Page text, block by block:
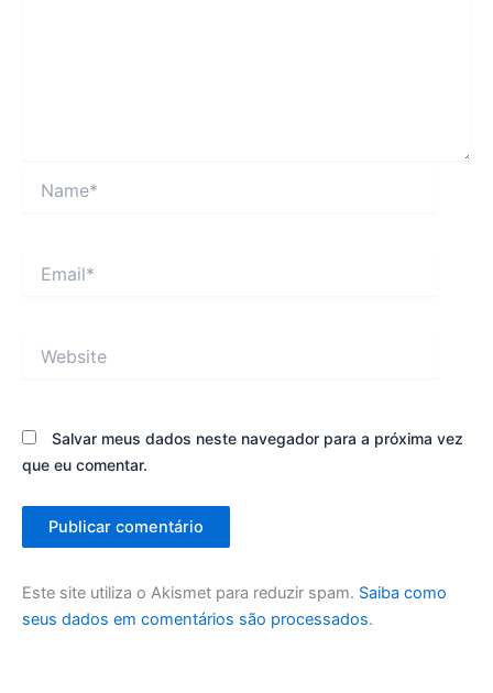
Salvar meus dados neste navegador para a próxima vez
que eu comentar.
Este site utiliza o Akismet para reduzir spam. Saiba como
seus dados em comentários são processados.